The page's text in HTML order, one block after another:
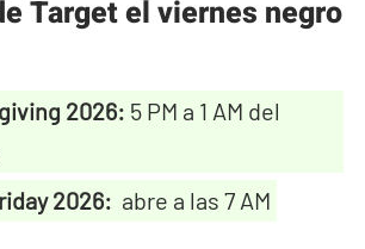
Target el viernes negro
2026: 5 PM a 1 AM del
2026: abre a las 7 AM